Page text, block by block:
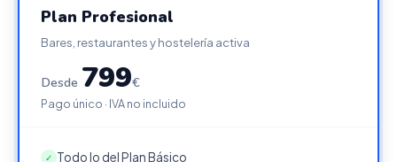
Plan Profesional
Bares, restaurantes y hostelería activa
Desde 799€
Pago único · IVA no incluido
✓ Todo lo del Plan Básico